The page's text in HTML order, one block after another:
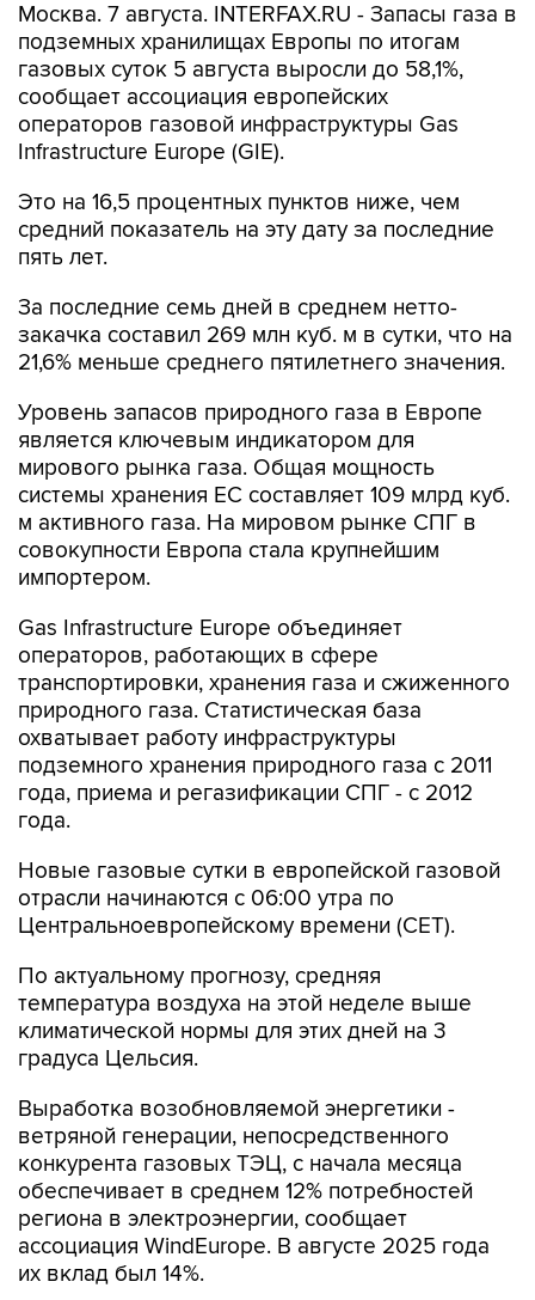
Москва. 7 августа. INTERFAX.RU - Запасы газа в
подземных хранилищах Европы по итогам
газовых суток 5 августа выросли до 58,1%,
сообщает ассоциация европейских
операторов газовой инфраструктуры Gas
Infrastructure Europe (GIE).
Это на 16,5 процентных пунктов ниже, чем
средний показатель на эту дату за последние
пять лет.
За последние семь дней в среднем нетто-
закачка составил 269 млн куб. м в сутки, что на
21,6% меньше среднего пятилетнего значения.
Уровень запасов природного газа в Европе
является ключевым индикатором для
мирового рынка газа. Общая мощность
системы хранения ЕС составляет 109 млрд куб.
м активного газа. На мировом рынке СПГ в
совокупности Европа стала крупнейшим
импортером.
Gas Infrastructure Europe объединяет
операторов, работающих в сфере
транспортировки, хранения газа и сжиженного
природного газа. Статистическая база
охватывает работу инфраструктуры
подземного хранения природного газа с 2011
года, приема и регазификации СПГ - с 2012
года.
Новые газовые сутки в европейской газовой
отрасли начинаются c 06:00 утра по
Центральноевропейскому времени (CET).
По актуальному прогнозу, средняя
температура воздуха на этой неделе выше
климатической нормы для этих дней на 3
градуса Цельсия.
Выработка возобновляемой энергетики -
ветряной генерации, непосредственного
конкурента газовых ТЭЦ, с начала месяца
обеспечивает в среднем 12% потребностей
региона в электроэнергии, сообщает
ассоциация WindEurope. В августе 2025 года
их вклад был 14%.